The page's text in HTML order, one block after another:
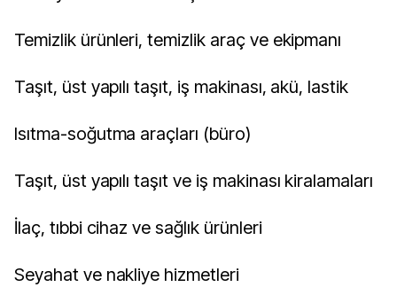
Temizlik ürünleri, temizlik araç ve ekipmanı
Taşıt, üst yapılı taşıt, iş makinası, akü, lastik
Isıtma-soğutma araçları (büro)
Taşıt, üst yapılı taşıt ve iş makinası kiralamaları
İlaç, tıbbi cihaz ve sağlık ürünleri
Seyahat ve nakliye hizmetleri